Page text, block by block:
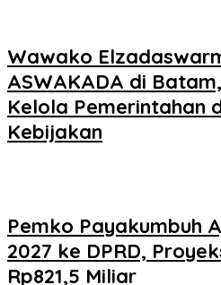
Wawako
ASWAKADA di
Kelola Pemerintahan
Kebijakan
Pemko Payakumbuh
2027 ke DPRD,
Rp821,5 Miliar